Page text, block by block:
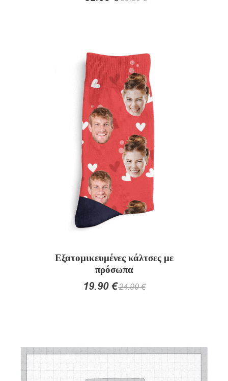
Εξατομικευμένες κάλτσες με
πρόσωπα
19.90€24.90€
έχει
πολλαπλές
παραλλαγές.